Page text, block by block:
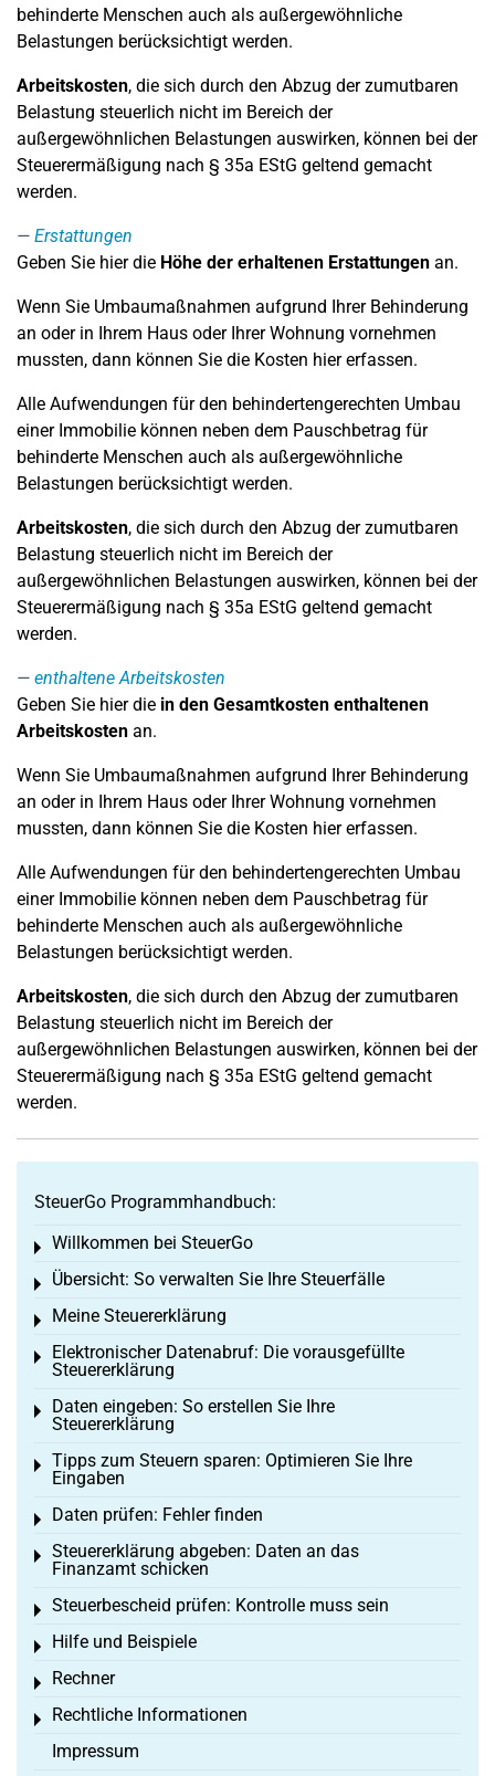
behinderte Menschen auch als außergewöhnliche
Belastungen berücksichtigt werden.
Arbeitskosten, die sich durch den Abzug der zumutbaren
Belastung steuerlich nicht im Bereich der
außergewöhnlichen Belastungen auswirken, können bei der
Steuerermäßigung nach § 35a EStG geltend gemacht
werden.
Erstattungen
Geben Sie hier die Höhe der erhaltenen Erstattungen an.
Wenn Sie Umbaumaßnahmen aufgrund Ihrer Behinderung
an oder in Ihrem Haus oder Ihrer Wohnung vornehmen
mussten, dann können Sie die Kosten hier erfassen.
Alle Aufwendungen für den behindertengerechten Umbau
einer Immobilie können neben dem Pauschbetrag für
behinderte Menschen auch als außergewöhnliche
Belastungen berücksichtigt werden.
Arbeitskosten, die sich durch den Abzug der zumutbaren
Belastung steuerlich nicht im Bereich der
außergewöhnlichen Belastungen auswirken, können bei der
Steuerermäßigung nach § 35a EStG geltend gemacht
werden.
enthaltene Arbeitskosten
Geben Sie hier die in den Gesamtkosten enthaltenen
Arbeitskosten an.
Wenn Sie Umbaumaßnahmen aufgrund Ihrer Behinderung
an oder in Ihrem Haus oder Ihrer Wohnung vornehmen
mussten, dann können Sie die Kosten hier erfassen.
Alle Aufwendungen für den behindertengerechten Umbau
einer Immobilie können neben dem Pauschbetrag für
behinderte Menschen auch als außergewöhnliche
Belastungen berücksichtigt werden.
Arbeitskosten, die sich durch den Abzug der zumutbaren
Belastung steuerlich nicht im Bereich der
außergewöhnlichen Belastungen auswirken, können bei der
Steuerermäßigung nach § 35a EStG geltend gemacht
werden.
SteuerGo Programmhandbuch:
Willkommen bei SteuerGo
Toggle menu
Übersicht: So verwalten Sie Ihre Steuerfälle
Toggle menu
Meine Steuererklärung
Toggle menu
Elektronischer Datenabruf: Die vorausgefüllte
Steuererklärung
Toggle menu
Daten eingeben: So erstellen Sie Ihre
Steuererklärung
Toggle menu
Tipps zum Steuern sparen: Optimieren Sie Ihre
Eingaben
Toggle menu
Daten prüfen: Fehler finden
Toggle menu
Steuererklärung abgeben: Daten an das
Finanzamt schicken
Toggle menu
Steuerbescheid prüfen: Kontrolle muss sein
Toggle menu
Hilfe und Beispiele
Toggle menu
Rechner
Toggle menu
Rechtliche Informationen
Toggle menu
Impressum